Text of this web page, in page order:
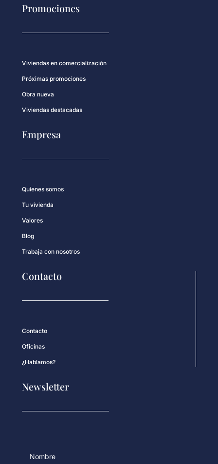
Promociones
Viviendas en comercialización
Próximas promociones
Obra nueva
Viviendas destacadas
Empresa
Quienes somos
Tu vivienda
Valores
Blog
Trabaja con nosotros
Contacto
Contacto
Oficinas
¿Hablamos?
Newsletter